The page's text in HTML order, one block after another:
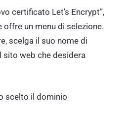
certificato Let’s Encrypt”,
offre un menu di selezione.
scelga il suo nome di
sito web che desidera
scelto il dominio